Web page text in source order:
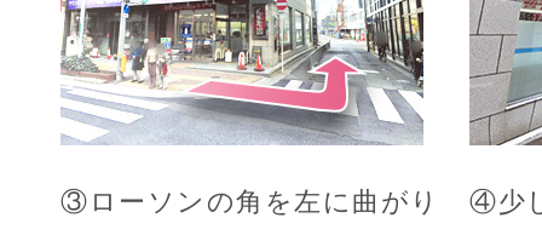
③ローソンの角を左に曲がり
④少